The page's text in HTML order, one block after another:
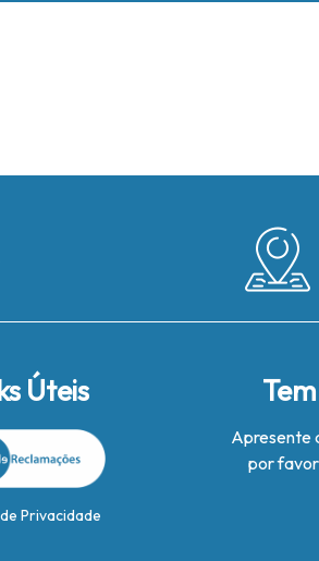
Úteis
Privacidade
Apresente
por